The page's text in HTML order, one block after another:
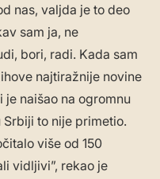
nas, valjda je to deo
sam ja, ne
bori, radi. Kada sam
najtiražnije novine
naišao na ogromnu
to nije primetio.
više od 150
vidljivi”, rekao je